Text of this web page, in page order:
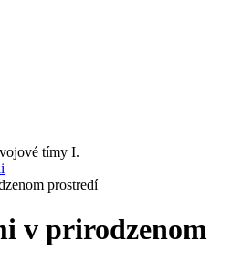
tímy I.
prostredí
v prirodzenom